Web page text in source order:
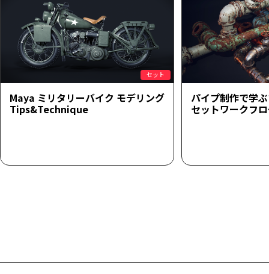
セット
Maya ミリタリーバイク モデリング
Tips&Technique
パイプ制作で学
セットワークフ